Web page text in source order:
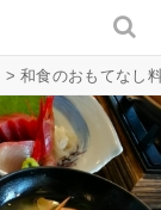
> 和食のおもてなし